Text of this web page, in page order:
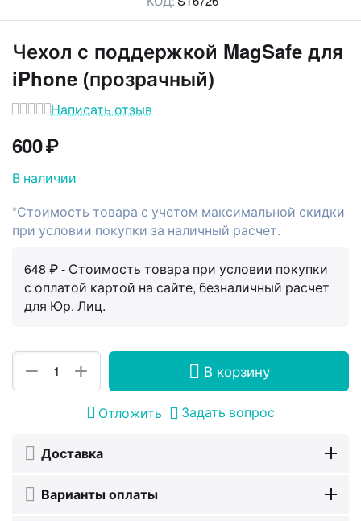
Чехол с поддержкой MagSafe для
iPhone (прозрачный)
Написать отзыв
600₽
В наличии
*Стоимость товара с учетом максимальной скидки
при условии покупки за наличный расчет.
648 ₽- Стоимость товара при условии покупки
с оплатой картой на сайте, безналичный расчет
для Юр. Лиц.
+
− В корзину
Отложить Задать вопрос
Доставка
Варианты оплаты